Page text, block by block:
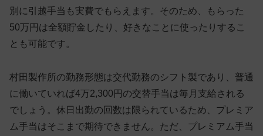
別に引越手当も実費でもらえます。そのため、もらった
50万円は全額貯金したり、好きなことに使ったりするこ
とも可能です。
村田製作所の勤務形態は交代勤務のシフト製であり、普通
に働いていれば4万2,300円の交替手当は毎月支給される
でしょう。休日出勤の回数は限られているため、プレミア
ム手当はそこまで期待できません。ただ、プレミアム手当